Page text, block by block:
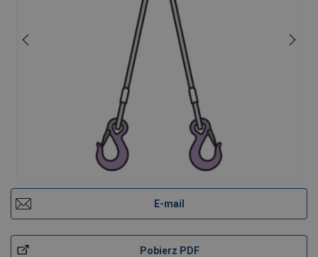
E-mail
Pobierz PDF